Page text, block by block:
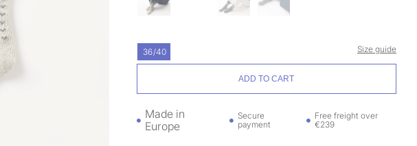
36/40 Size guide
ADD TO CART
Made in
Europe
Secure
payment
Free freight over
€239